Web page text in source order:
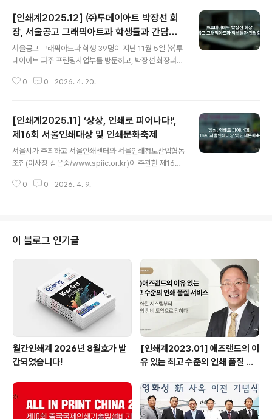
[인쇄계2025.12] ㈜투데이아트 박장선 회
장, 서울공고 그래픽아트과 학생들과 간담회
개최
서울공고 그래픽아트과 학생 39명이 지난 11월 5일 ㈜투
데이아트 파주 프린팅사업부를 방문하고, 박장선 회장과
조합연합회가 주최하고 투데이아트가 후원한 일본 해외연
이소윤 부사장, 서울공고 오명화 교사가 참석했다. 오전 10
시 파주 프린팅사업부 2공장에 도착한 학생들은 최봉석 이
사의 설명과 함께 소노라(SONORA) 무현상 판재를 사용
하는 코닥 Magnus Q800 CtP를 비롯해서 하이델베르
그 스피드마스터 XL106 12도 인쇄기와 XL 7도, 6도 인쇄
기, 요시노 PUR&EVA 겸용 최신형 풀옵션 제책 시스템,
0 0 2026. 4. 20.
[인쇄계2025.11] ‘상상, 인쇄로 피어나다!’,
제16회 서울인쇄대상 및 인쇄문화축제
서울시가 주최하고 서울인쇄센터와 서울인쇄정보산업협동
조합(이사장 김윤중/www.spiic.or.kr)이 주관한 제16회
계광장에서 개최되었다. 대한인쇄문화협회 김병순 회장과
계자들이 참석한 가운데 진행된 개막식은 행사 개막을 알
리는 테이프 커팅을 시작으로 내빈 소개와 서울특별시 경
제일자리기획관 이준형 국장의 인사말과 김윤중 이사장의
환영사, 대한인쇄문화협회 김병순 회장의 축사, 류명식 심
사위원장의 심사보고, 시상식 등의 순으로 진행되었다. 서
울특별시 경제일자리기획관 이준형 국장은 인사말에서 ..
0 0 2026. 4. 9.
이 블로그 인기글
월간인쇄계 2026년 8월호가 발
간되었습니다!
[인쇄계2023.01] 애즈랜드의 이
유 있는 최고 수준의 인쇄 품질 서
장비 도입으로 답하다 - ㈜애즈랜
드 최현수 대표이사